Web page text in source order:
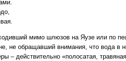
мимо шлюзов на Яузе или по
не обращавший внимания, что вода в
– действительно «полосатая,